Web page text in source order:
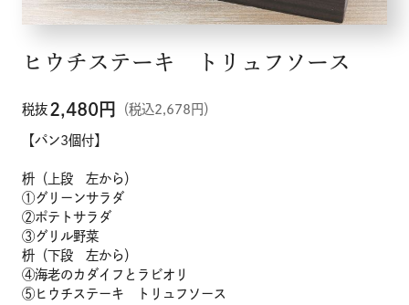
ヒウチステーキ トリュフソース
税抜 2,480円 （税込2,678円）
【パン3個付】
枡（上段 左から）
①グリーンサラダ
②ポテトサラダ
③グリル野菜
枡（下段 左から）
④海老のカダイフとラビオリ
⑤ヒウチステーキ トリュフソース